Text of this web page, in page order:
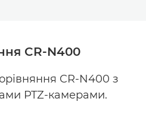
CR-N400
CR-N400 з
PTZ-камерами.